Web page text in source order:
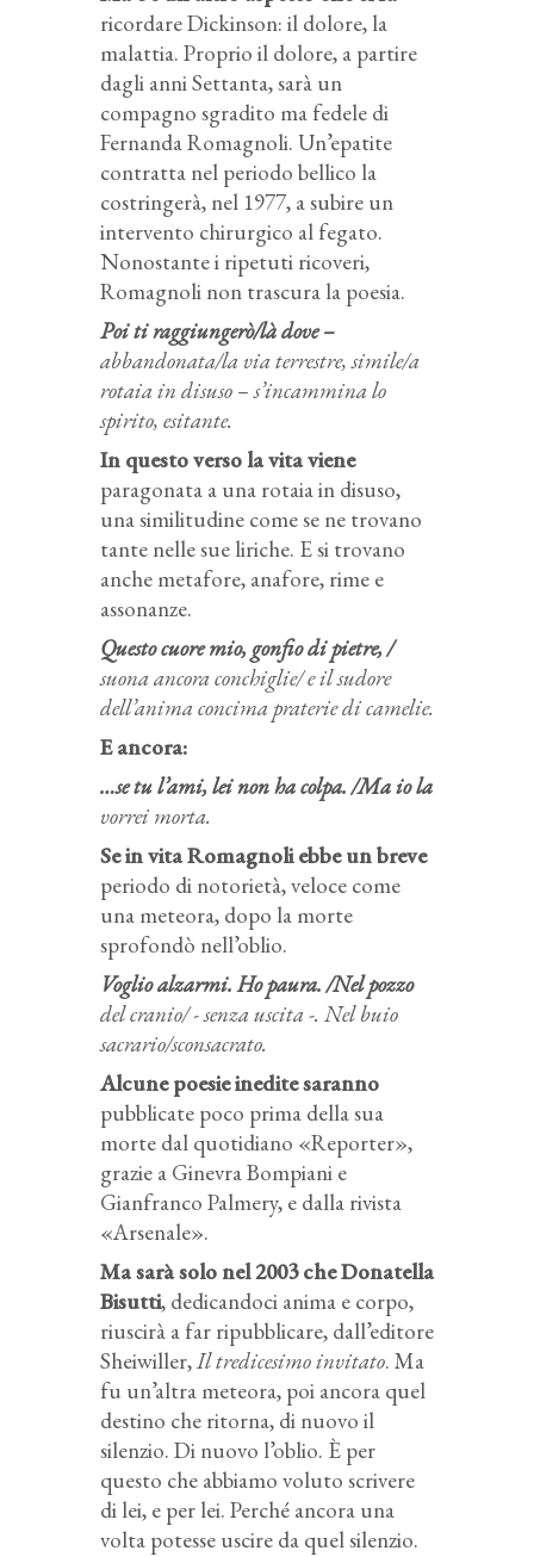
ricordare Dickinson: il dolore, la
malattia. Proprio il dolore, a partire
dagli anni Settanta, sarà un
compagno sgradito ma fedele di
Fernanda Romagnoli. Un’epatite
contratta nel periodo bellico la
costringerà, nel 1977, a subire un
intervento chirurgico al fegato.
Nonostante i ripetuti ricoveri,
Romagnoli non trascura la poesia.
Poi ti raggiungerò/là dove –
abbandonata/la via terrestre, simile/a
rotaia in disuso – s’incammina lo
spirito, esitante.
In questo verso la vita viene
paragonata a una rotaia in disuso,
una similitudine come se ne trovano
tante nelle sue liriche. E si trovano
anche metafore, anafore, rime e
assonanze.
Questo cuore mio, gonfio di pietre, /
suona ancora conchiglie/ e il sudore
dell’anima concima praterie di camelie.
E ancora:
…se tu l’ami, lei non ha colpa. /Ma io la
vorrei morta.
Se in vita Romagnoli ebbe un breve
periodo di notorietà, veloce come
una meteora, dopo la morte
sprofondò nell’oblio.
Voglio alzarmi. Ho paura. /Nel pozzo
del cranio/ - senza uscita -. Nel buio
sacrario/sconsacrato.
Alcune poesie inedite saranno
pubblicate poco prima della sua
morte dal quotidiano «Reporter»,
grazie a Ginevra Bompiani e
Gianfranco Palmery, e dalla rivista
«Arsenale».
Ma sarà solo nel 2003 che Donatella
Bisutti, dedicandoci anima e corpo,
riuscirà a far ripubblicare, dall’editore
Sheiwiller,Il tredicesimo invitato. Ma
fu un’altra meteora, poi ancora quel
destino che ritorna, di nuovo il
silenzio. Di nuovo l’oblio. È per
questo che abbiamo voluto scrivere
di lei, e per lei. Perché ancora una
volta potesse uscire da quel silenzio.